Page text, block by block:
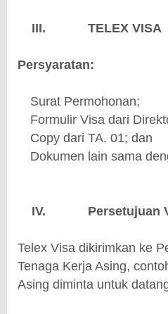
III. TELEX VISA
Persyaratan:
Surat Permohonan;
Formulir Visa dari
Copy dari TA. 01; dan
Dokumen lain sama
IV. Persetujuan
Telex Visa dikirimkan ke
Tenaga Kerja Asing,
Asing diminta untuk